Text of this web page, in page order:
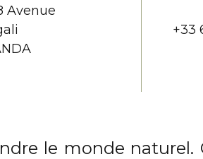
Avenue
+33
le monde naturel.